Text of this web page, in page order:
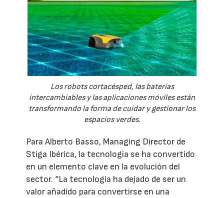
Los robots cortacésped, las baterías
intercambiables y las aplicaciones móviles están
transformando la forma de cuidar y gestionar los
espacios verdes.
Para Alberto Basso, Managing Director de
Stiga Ibérica, la tecnología se ha convertido
en un elemento clave en la evolución del
sector. “La tecnología ha dejado de ser un
valor añadido para convertirse en una